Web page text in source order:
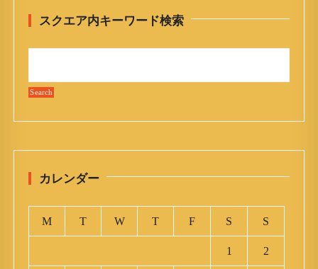
スクエア内キーワード検索
カレンダー
M T W T F S S
1 2